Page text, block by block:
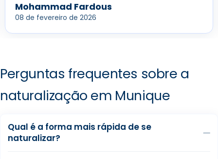
Mohammad Fardous
08 de fevereiro de 2026
Perguntas frequentes sobre a
naturalização em Munique
Qual é a forma mais rápida de se
naturalizar?